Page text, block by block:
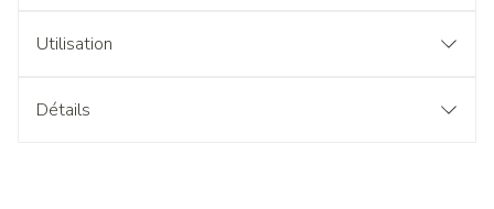
Utilisation
Détails